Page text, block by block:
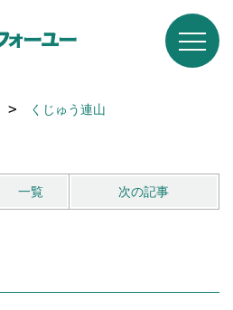
くじゅう連山
一覧 次の記事